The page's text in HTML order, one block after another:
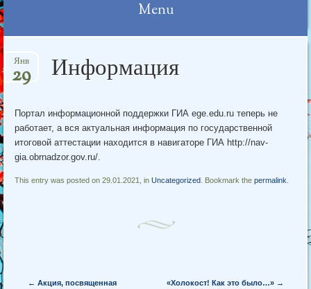
Menu
to
content
Информация
Янв
29
Портал информационной поддержки ГИА ege.edu.ru теперь не
работает, а вся актуальная информация по государственной
итоговой аттестации находится в навигаторе ГИА http://nav-
gia.obrnadzor.gov.ru/.
This entry was posted on 29.01.2021, inUncategorized . Bookmark thepermalink
Post navigation
← Акция, посвященная
«Холокост! Как это было…» →